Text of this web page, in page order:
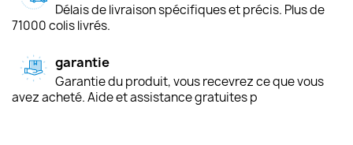
Délais de livraison spécifiques et précis. Plus de
71000 colis livrés.
garantie
Garantie du produit, vous recevrez ce que vous
avez acheté. Aide et assistance gratuites p